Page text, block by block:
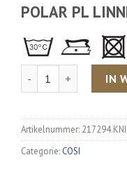
POLAR PL
Aantal IN
Artikelnummer:
Categorie: COSI